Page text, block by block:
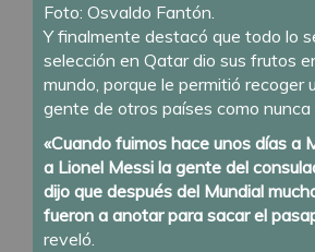
Foto: Osvaldo Fantón.
Y finalmente destacó que todo lo
selección en Qatar dio sus frutos
mundo, porque le permitió recoger
gente de otros países como nunca
«Cuando fuimos hace unos días a
a Lionel Messi la gente del
dijo que después del Mundial
fueron a anotar para sacar el
reveló.